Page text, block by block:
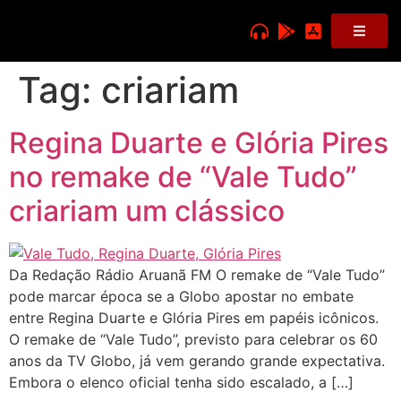
Tag: criariam
Regina Duarte e Glória Pires
no remake de “Vale Tudo”
criariam um clássico
Da Redação Rádio Aruanã FM O remake de “Vale Tudo”
pode marcar época se a Globo apostar no embate
entre Regina Duarte e Glória Pires em papéis icônicos.
O remake de “Vale Tudo”, previsto para celebrar os 60
anos da TV Globo, já vem gerando grande expectativa.
Embora o elenco oficial tenha sido escalado, a […]